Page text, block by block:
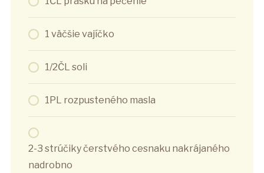
1 väčšie vajíčko
1/2ČL soli
1PL rozpusteného masla
2-3 strúčiky čerstvého cesnaku nakrájaného
nadrobno